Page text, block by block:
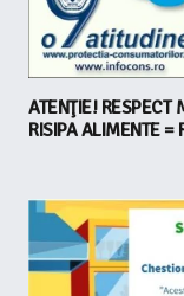
ATENŢIE! RESPECT
RISIPA ALIMENTE =